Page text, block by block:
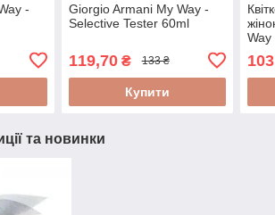
-
Giorgio Armani My Way -
Selective Tester 60ml
119,70₴ 133 ₴
Купити
та новинки